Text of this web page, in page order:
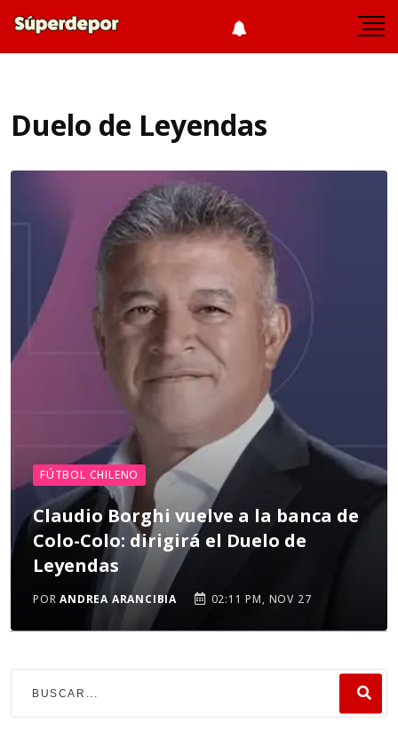
Duelo de Leyendas
FÚTBOL CHILENO
Claudio Borghi vuelve a la banca de
Colo-Colo: dirigirá el Duelo de
Leyendas
PORANDREA ARANCIBIA 02:11 PM, NOV 27